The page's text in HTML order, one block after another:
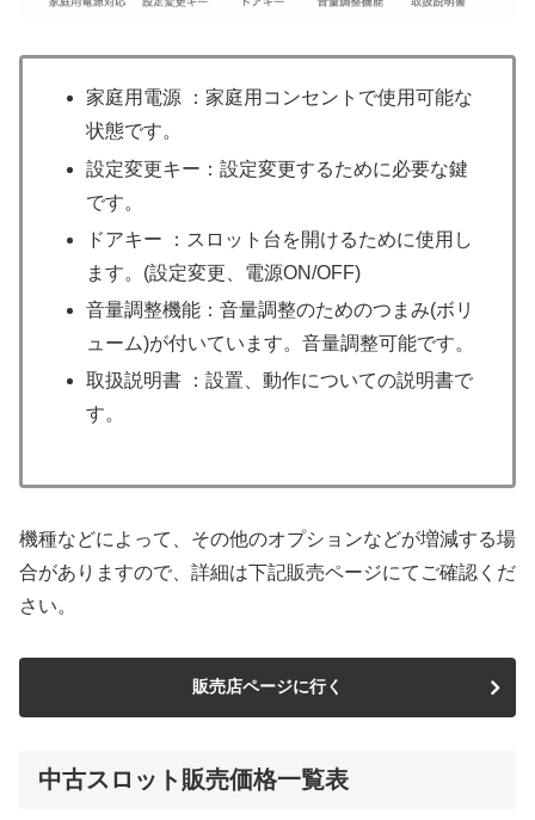
家庭用電源 ：家庭用コンセントで使用可能な
状態です。
設定変更キー：設定変更するために必要な鍵
です。
ドアキー ：スロット台を開けるために使用し
ます。(設定変更、電源ON/OFF)
音量調整機能：音量調整のためのつまみ(ボリ
ューム)が付いています。音量調整可能です。
取扱説明書 ：設置、動作についての説明書で
す。
機種などによって、その他のオプションなどが増減する場
合がありますので、詳細は下記販売ページにてご確認くだ
さい。
販売店ページに行く
中古スロット販売価格一覧表